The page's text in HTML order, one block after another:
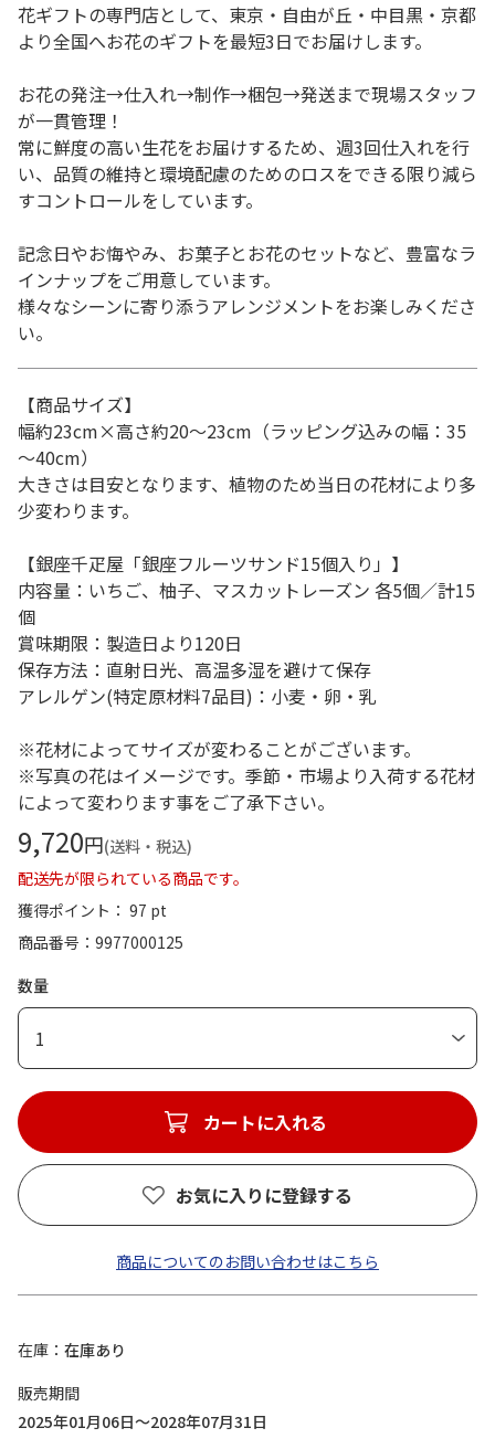
花ギフトの専門店として、東京・自由が丘・中目黒・京都
より全国へお花のギフトを最短3日でお届けします。
お花の発注→仕入れ→制作→梱包→発送まで現場スタッフ
が一貫管理！
常に鮮度の高い生花をお届けするため、週3回仕入れを行
い、品質の維持と環境配慮のためのロスをできる限り減ら
すコントロールをしています。
記念日やお悔やみ、お菓子とお花のセットなど、豊富なラ
インナップをご用意しています。
様々なシーンに寄り添うアレンジメントをお楽しみくださ
い。
【商品サイズ】
幅約23cm×高さ約20～23cm（ラッピング込みの幅：35
～40cm）
大きさは目安となります、植物のため当日の花材により多
少変わります。
【銀座千疋屋「銀座フルーツサンド15個入り」】
内容量：いちご、柚子、マスカットレーズン 各5個／計15
個
賞味期限：製造日より120日
保存方法：直射日光、高温多湿を避けて保存
アレルゲン(特定原材料7品目)：小麦・卵・乳
※花材によってサイズが変わることがございます。
※写真の花はイメージです。季節・市場より入荷する花材
によって変わります事をご了承下さい。
9,720円(送料・税込)
配送先が限られている商品です。
獲得ポイント： 97 pt
商品番号
9977000125
数量
1
カートに入れる
お気に入りに登録する
商品についてのお問い合わせはこちら
在庫
在庫あり
販売期間
2025年01月06日～2028年07月31日